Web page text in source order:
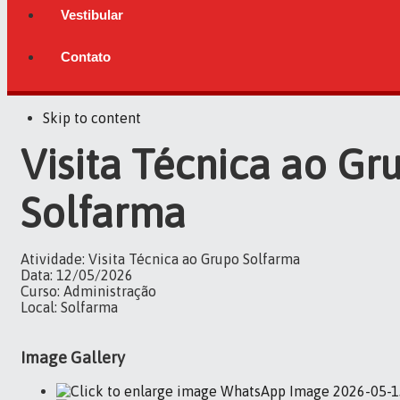
Vestibular
Contato
Skip to content
Visita Técnica ao
Solfarma
Atividade: Visita Técnica ao Grupo Solfarma
Data: 12/05/2026
Curso: Administração
Local: Solfarma
Image Gallery